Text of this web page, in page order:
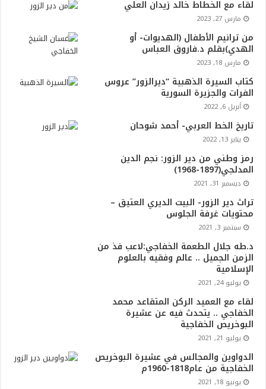
لقاء مع الخطاط خالد زيدان العلي
مارس 27, 2023
من ترانيم الأطفال (الهديوات- أو
الهدي)بقلم د.فاروق العباس
مارس 18, 2023
كتاب السيرة الذهبية “ديرالزور” عروس
الفرات والجزيرة السورية
أبريل 6, 2022
تاريخ الخط العربي- أحمد شوحان
يناير 13, 2022
رمز وطني من دير الزور: نجم الدين
المدلجي(1897-1968)
ديسمبر 31, 2021
تراث دير الزور- البيت الديري العتيق –
محتويات غرفة الجلوس
سبتمبر 3, 2021
د.طه جلال الطعمة الخفاجي:لاعب فذ من
الزمن الجميل .. عالم وفقيه بالعلوم
الإسلامية
يوليو 24, 2021
لقاء مع العميد الركن المتقاعد محمد
الخفاجي .. يتحدث فيه عن عشيرة
البوخريص الخفاجية
يوليو 21, 2021
الدواوين والمجالس في عشيرة البوخريص
الخفاجية من عام1818-1960م
يونيو 18, 2021